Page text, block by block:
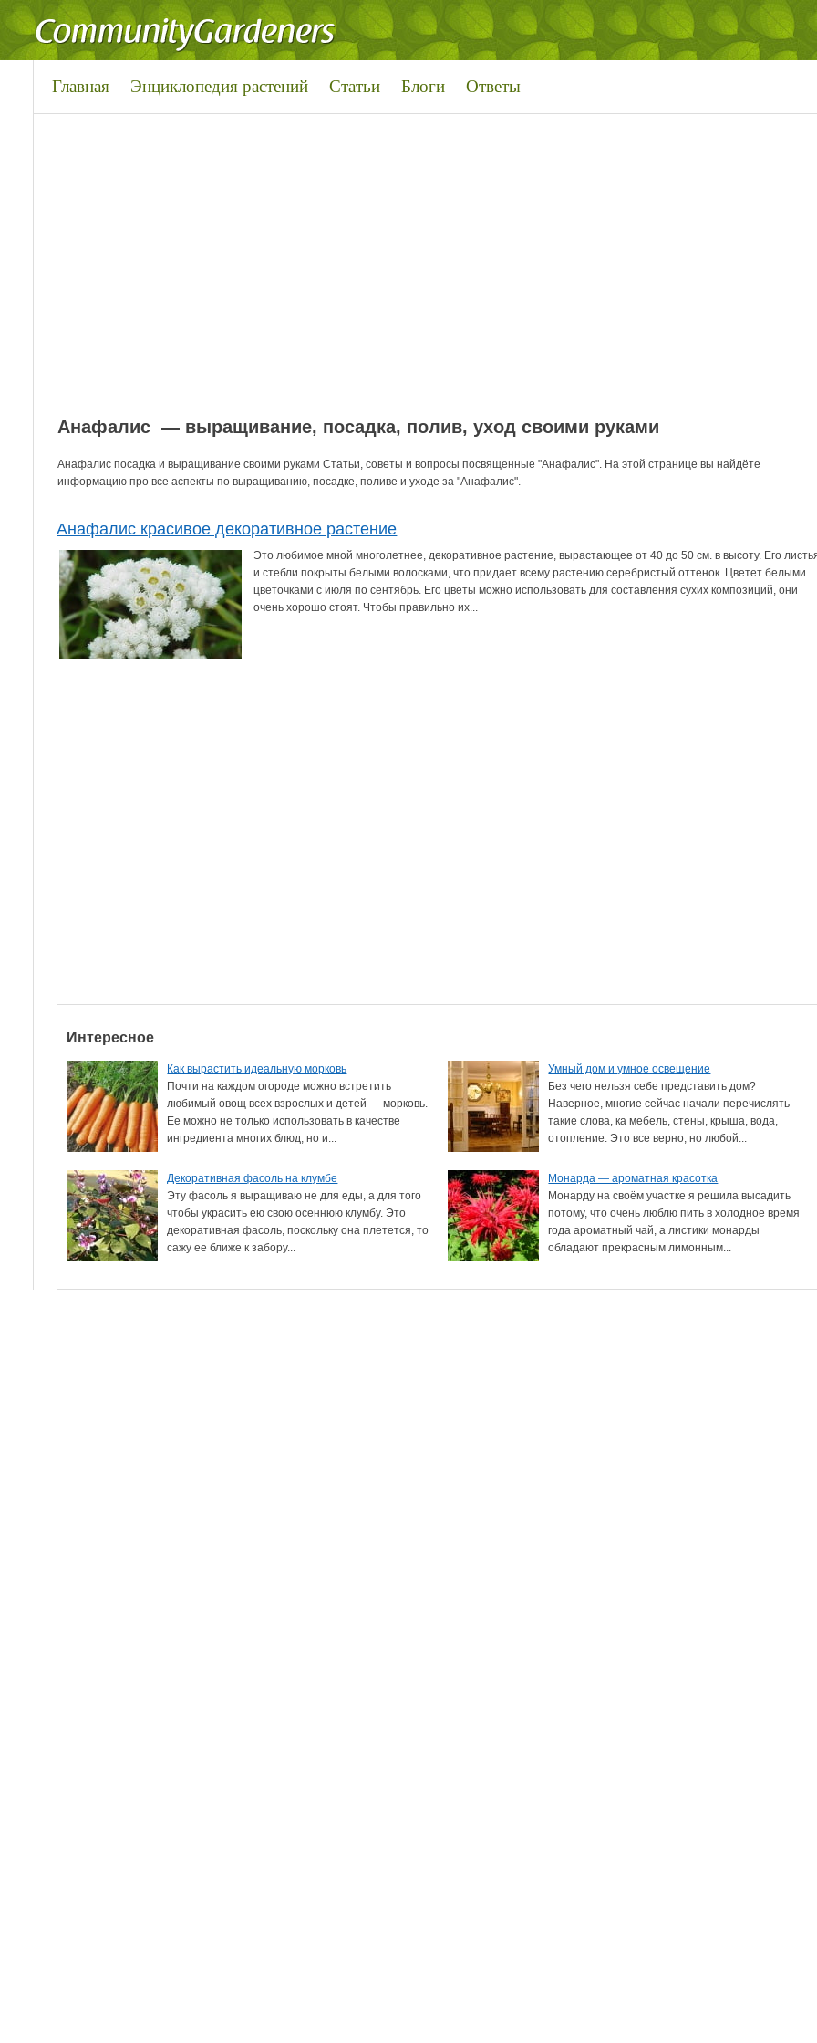
Главная Энциклопедия растений Статьи Блоги Ответы
Анафалис — выращивание, посадка, полив, уход своими руками
Анафалис посадка и выращивание своими руками Статьи, советы и вопросы посвященные "Анафалис". На этой странице вы найдёте
информацию про все аспекты по выращиванию, посадке, поливе и уходе за "Анафалис".
Анафалис красивое декоративное растение
Это любимое мной многолетнее, декоративное растение, вырастающее от 40 до 50 см. в высоту. Его
и стебли покрыты белыми волосками, что придает всему растению серебристый оттенок. Цветет белыми
цветочками с июля по сентябрь. Его цветы можно использовать для составления сухих композиций, они
очень хорошо стоят. Чтобы правильно их...
Интересное
Как вырастить идеальную морковь
Почти на каждом огороде можно встретить
любимый овощ всех взрослых и детей — морковь.
Ее можно не только использовать в качестве
ингредиента многих блюд, но и...
Умный дом и умное освещение
Без чего нельзя себе представить дом?
Наверное, многие сейчас начали перечислять
такие слова, ка мебель, стены, крыша, вода,
отопление. Это все верно, но любой...
Декоративная фасоль на клумбе
Эту фасоль я выращиваю не для еды, а для того
чтобы украсить ею свою осеннюю клумбу. Это
декоративная фасоль, поскольку она плетется, то
сажу ее ближе к забору...
Монарда — ароматная красотка
Монарду на своём участке я решила высадить
потому, что очень люблю пить в холодное время
года ароматный чай, а листики монарды
обладают прекрасным лимонным...